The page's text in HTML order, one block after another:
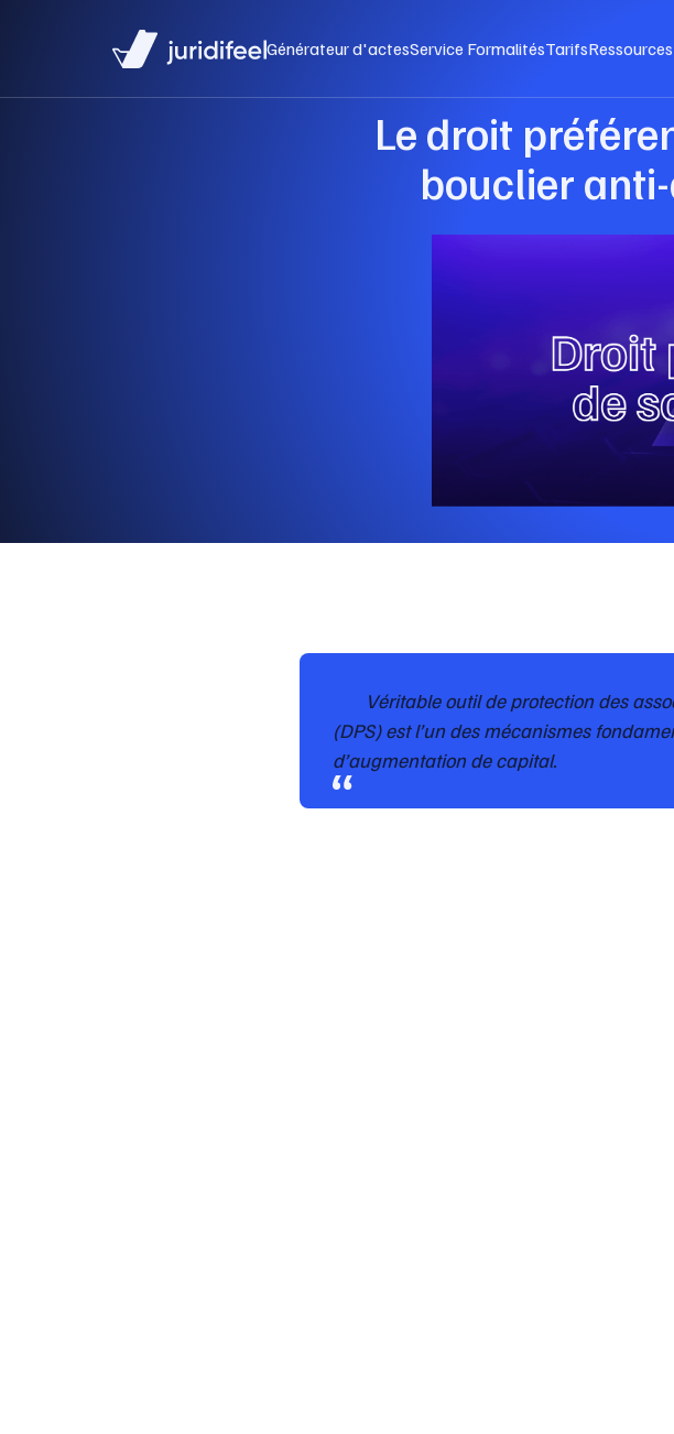
Générateur d'actesService FormalitésTarifsRessources
Le droit
bouclier
Véritable outil de protection des
(DPS) est l’un des mécanismes
d’augmentation de capital.